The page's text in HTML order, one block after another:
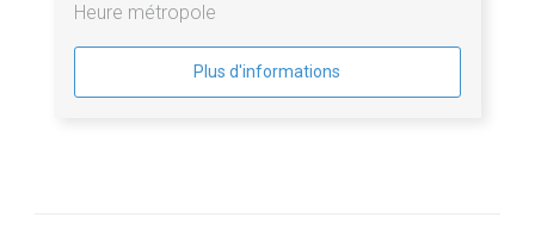
Heure métropole
Plus d'informations